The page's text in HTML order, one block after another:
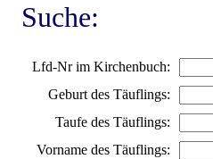
Suche:
Lfd-Nr im Kirchenbuch:
Geburt des Täuflings:
Taufe des Täuflings:
Vorname des Täuflings: